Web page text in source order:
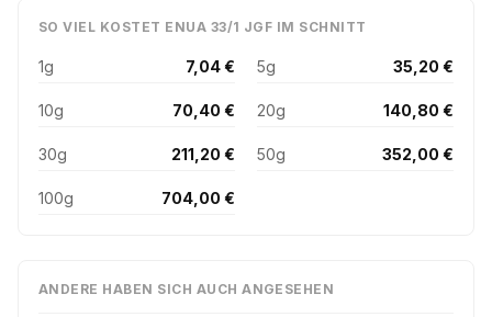
SO VIEL KOSTET ENUA 33/1 JGF IM SCHNITT
1g 7,04 € 5g 35,20 €
10g 70,40 € 20g 140,80 €
30g 211,20 € 50g 352,00 €
100g 704,00 €
ANDERE HABEN SICH AUCH ANGESEHEN